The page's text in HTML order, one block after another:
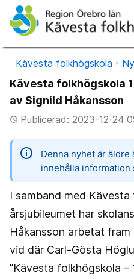
Kävesta folkhögskola
Kävesta folkhögskola
av Signild Håkansson
access_timePublicerad: 2023-12-24
information
Denna nyhet är äldre
innehålla information
I samband med
årsjubileumet har
Håkansson arbetat
vid där Carl-Gösta
”Kävesta folkhögskola –